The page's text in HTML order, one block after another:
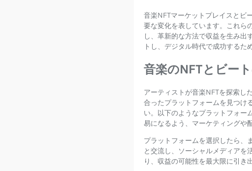
音楽NFTマーケットプレイスとビ
要な変化を表しています。これら
し、革新的な方法で収益を生み出
トし、デジタル時代で成功するた
音楽のNFTとビー
アーティストが音楽NFTを探索し
合ったプラットフォームを見つけ
い。以下のようなプラットフォー
易になるよう、マーケティングや
プラットフォームを選択したら、
と交流し、ソーシャルメディアを
り、収益の可能性を最大限に引き